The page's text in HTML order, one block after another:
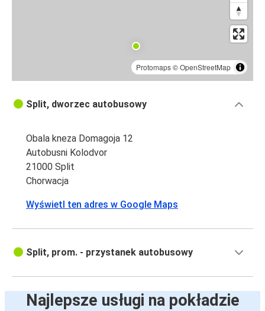
Protomaps©OpenStreetMap
Split, dworzec autobusowy
Obala kneza Domagoja 12
Autobusni Kolodvor
21000 Split
Chorwacja
Wyświetl ten adres w Google Maps
Split, prom. - przystanek autobusowy
Najlepsze usługi na pokładzie